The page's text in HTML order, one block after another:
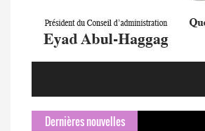
Dernières nouvelles